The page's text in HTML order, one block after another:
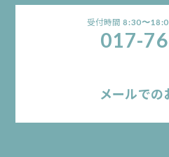
受付時間8:30〜
017-
メールでの